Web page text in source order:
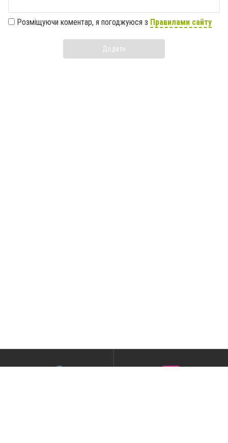
Розміщуючи коментар, я погоджуюся з Правилами сайту
Додати